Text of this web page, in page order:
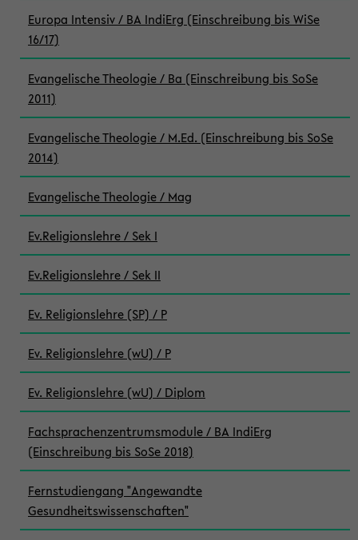
Europa Intensiv / BA IndiErg (Einschreibung bis WiSe
16/17)
Evangelische Theologie / Ba (Einschreibung bis SoSe
2011)
Evangelische Theologie / M.Ed. (Einschreibung bis SoSe
2014)
Evangelische Theologie / Mag
Ev.Religionslehre / Sek I
Ev.Religionslehre / Sek II
Ev. Religionslehre (SP) / P
Ev. Religionslehre (wU) / P
Ev. Religionslehre (wU) / Diplom
Fachsprachenzentrumsmodule / BA IndiErg
(Einschreibung bis SoSe 2018)
Fernstudiengang "Angewandte
Gesundheitswissenschaften"